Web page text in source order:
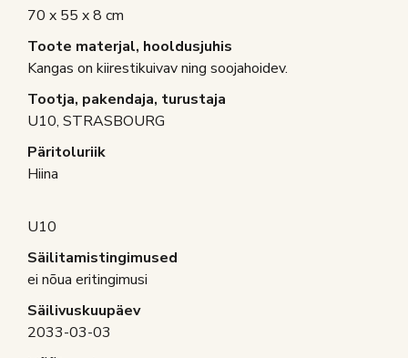
70 x 55 x 8 cm
Toote materjal, hooldusjuhis
Kangas on kiirestikuivav ning soojahoidev.
Tootja, pakendaja, turustaja
U10, STRASBOURG
Päritoluriik
Hiina
U10
Säilitamistingimused
ei nõua eritingimusi
Säilivuskuupäev
2033-03-03